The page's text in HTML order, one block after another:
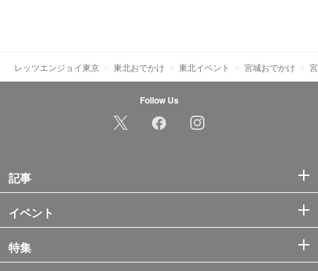
レッツエンジョイ東京 東北おでかけ 東北イベント 宮城おでかけ
Follow Us
記事
イベント
特集